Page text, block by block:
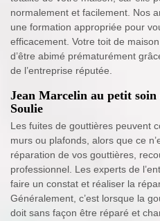
normalement et facilement. Nos
une formation appropriée pour
efficacement. Votre toit de
d’être abimé prématurément
de l’entreprise réputée.
Jean Marcelin au petit
Soulie
Les fuites de gouttières peuvent
murs ou plafonds, alors que ce
réparation de vos gouttières,
professionnel. Les experts de
faire un constat et réaliser la
Généralement, c’est lorsque la
doit sans façon être réparé et